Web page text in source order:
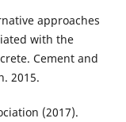
approaches
with the
Cement and
2015.
(2017).